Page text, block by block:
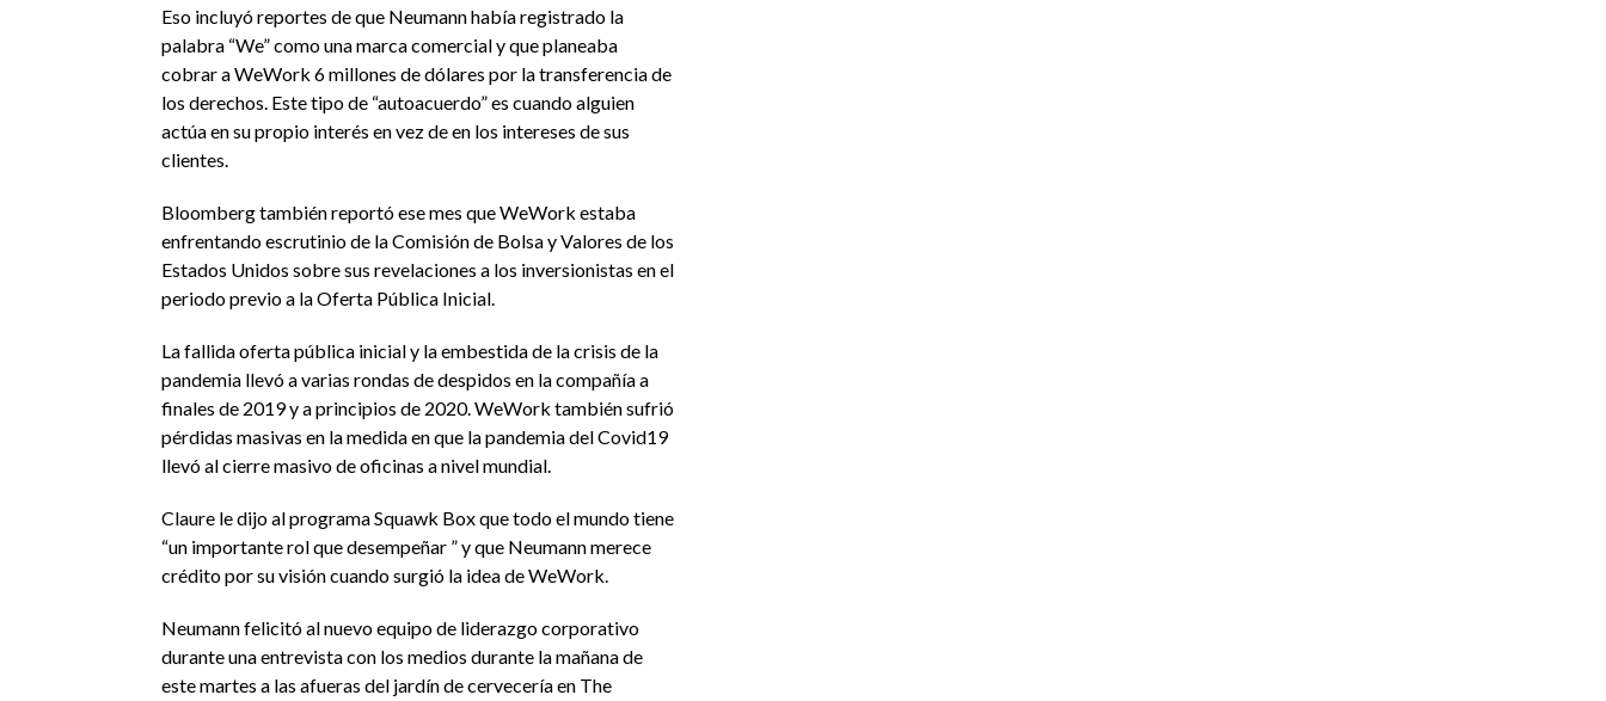
Eso incluyó reportes de que Neumann había registrado la
palabra “We” como una marca comercial y que planeaba
cobrar a WeWork 6 millones de dólares por la transferencia de
los derechos. Este tipo de “autoacuerdo” es cuando alguien
actúa en su propio interés en vez de en los intereses de sus
clientes.
Bloomberg también reportó ese mes que WeWork estaba
enfrentando escrutinio de la Comisión de Bolsa y Valores de los
Estados Unidos sobre sus revelaciones a los inversionistas en el
periodo previo a la Oferta Pública Inicial.
La fallida oferta pública inicial y la embestida de la crisis de la
pandemia llevó a varias rondas de despidos en la compañía a
finales de 2019 y a principios de 2020. WeWork también sufrió
pérdidas masivas en la medida en que la pandemia del Covid19
llevó al cierre masivo de oficinas a nivel mundial.
Claure le dijo al programa Squawk Box que todo el mundo tiene
“un importante rol que desempeñar ” y que Neumann merece
crédito por su visión cuando surgió la idea de WeWork.
Neumann felicitó al nuevo equipo de liderazgo corporativo
durante una entrevista con los medios durante la mañana de
este martes a las afueras del jardín de cervecería en The